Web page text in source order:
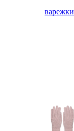
варежки